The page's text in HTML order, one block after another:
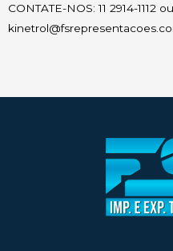
CONTATE-NOS: 11 2914-1112 ou